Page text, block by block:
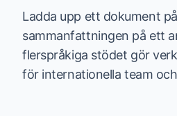
Ladda upp ett dokument
sammanfattningen på ett
flerspråkiga stödet gör
för internationella team